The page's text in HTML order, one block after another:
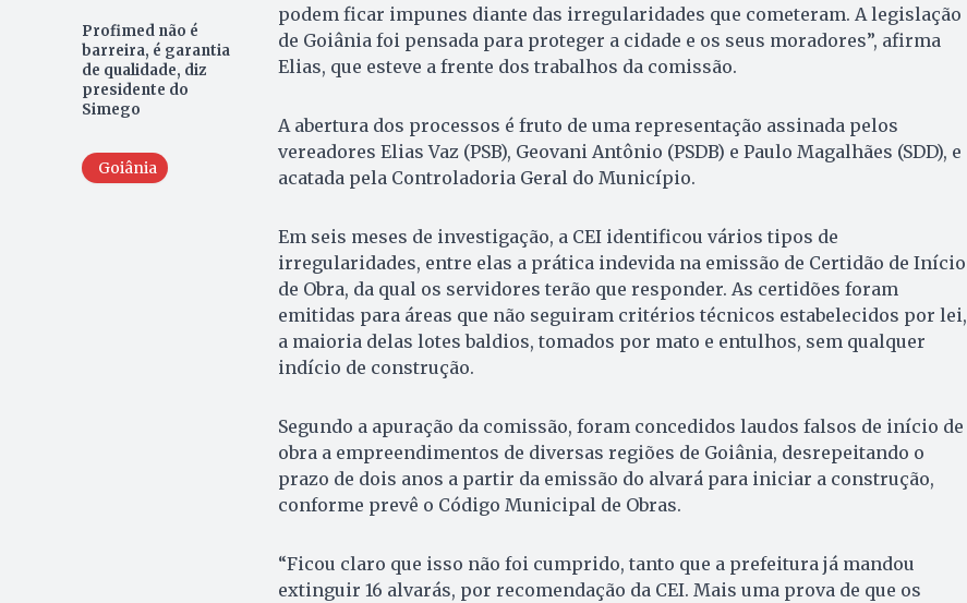
Profimed não é
barreira, é garantia
de qualidade, diz
presidente do
Simego
Goiânia
podem ficar impunes diante das irregularidades que cometeram. A legislação
de Goiânia foi pensada para proteger a cidade e os seus moradores”, afirma
Elias, que esteve a frente dos trabalhos da comissão.
A abertura dos processos é fruto de uma representação assinada pelos
vereadores Elias Vaz (PSB), Geovani Antônio (PSDB) e Paulo Magalhães (SDD), e
acatada pela Controladoria Geral do Município.
Em seis meses de investigação, a CEI identificou vários tipos de
irregularidades, entre elas a prática indevida na emissão de Certidão de Início
de Obra, da qual os servidores terão que responder. As certidões foram
emitidas para áreas que não seguiram critérios técnicos estabelecidos por lei,
a maioria delas lotes baldios, tomados por mato e entulhos, sem qualquer
indício de construção.
Segundo a apuração da comissão, foram concedidos laudos falsos de início de
obra a empreendimentos de diversas regiões de Goiânia, desrepeitando o
prazo de dois anos a partir da emissão do alvará para iniciar a construção,
conforme prevê o Código Municipal de Obras.
“Ficou claro que isso não foi cumprido, tanto que a prefeitura já mandou
extinguir 16 alvarás, por recomendação da CEI. Mais uma prova de que os